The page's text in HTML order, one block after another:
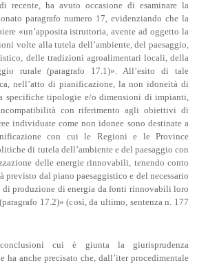
recente, ha avuto occasione di esaminare la
paragrafo numero 17, evidenziando che la
«un’apposita istruttoria, avente ad oggetto la
volte alla tutela dell’ambiente, del paesaggio,
delle tradizioni agroalimentari locali, della
rurale (paragrafo 17.1)». All’esito di tale
nell’atto di pianificazione, la non idoneità di
specifiche tipologie e/o dimensioni di impianti,
con riferimento agli obiettivi di
individuate come non idonee sono destinate a
con cui le Regioni e le Province
di tutela dell’ambiente e del paesaggio con
delle energie rinnovabili, tenendo conto
previsto dal piano paesaggistico e del necessario
di produzione di energia da fonti rinnovabili loro
17.2)» (così, da ultimo, sentenza n. 177
cui è giunta la giurisprudenza
ha anche precisato che, dall’iter procedimentale